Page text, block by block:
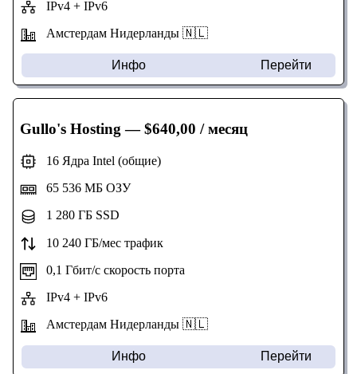
IPv4 + IPv6
Амстердам Нидерланды 🇳🇱
Инфо Перейти
Gullo's Hosting— $640,00 / месяц
16 Ядра Intel (общие)
65 536 МБ ОЗУ
1 280 ГБ SSD
10 240 ГБ/мес трафик
0,1 Гбит/с скорость порта
IPv4 + IPv6
Амстердам Нидерланды 🇳🇱
Инфо Перейти